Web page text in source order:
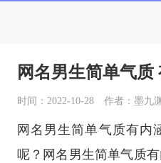
网名男生简单气质
时间：2022-10-28 作者：墨九
网名男生简单气质有内
呢？网名男生简单气质